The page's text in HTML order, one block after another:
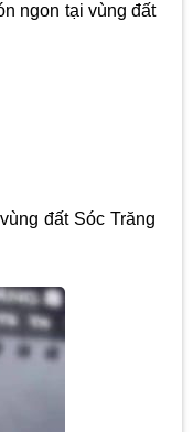
ngon tại vùng đất
đất Sóc Trăng